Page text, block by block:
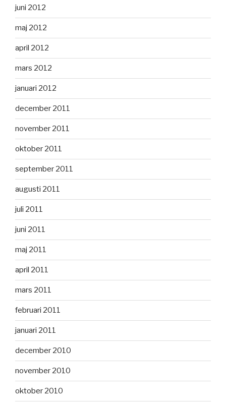
juni 2012
maj 2012
april 2012
mars 2012
januari 2012
december 2011
november 2011
oktober 2011
september 2011
augusti 2011
juli 2011
juni 2011
maj 2011
april 2011
mars 2011
februari 2011
januari 2011
december 2010
november 2010
oktober 2010